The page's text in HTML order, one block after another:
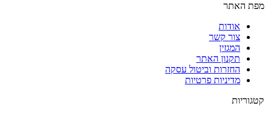
מפת האתר
אודות
צור קשר
המגזין
תקנון האתר
החזרות וביטול עסקה
מדיניות פרטיות
קטגוריות